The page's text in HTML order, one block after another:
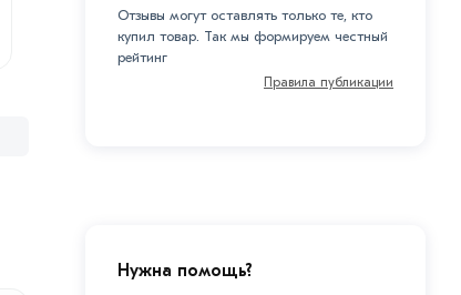
Отзывы могут оставлять только те, кто
купил товар. Так мы формируем честный
рейтинг
Правила публикации
Нужна помощь?